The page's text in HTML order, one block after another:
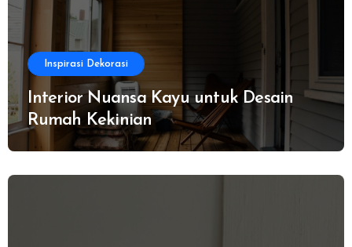
Inspirasi Dekorasi
Interior Nuansa Kayu untuk Desain
Rumah Kekinian